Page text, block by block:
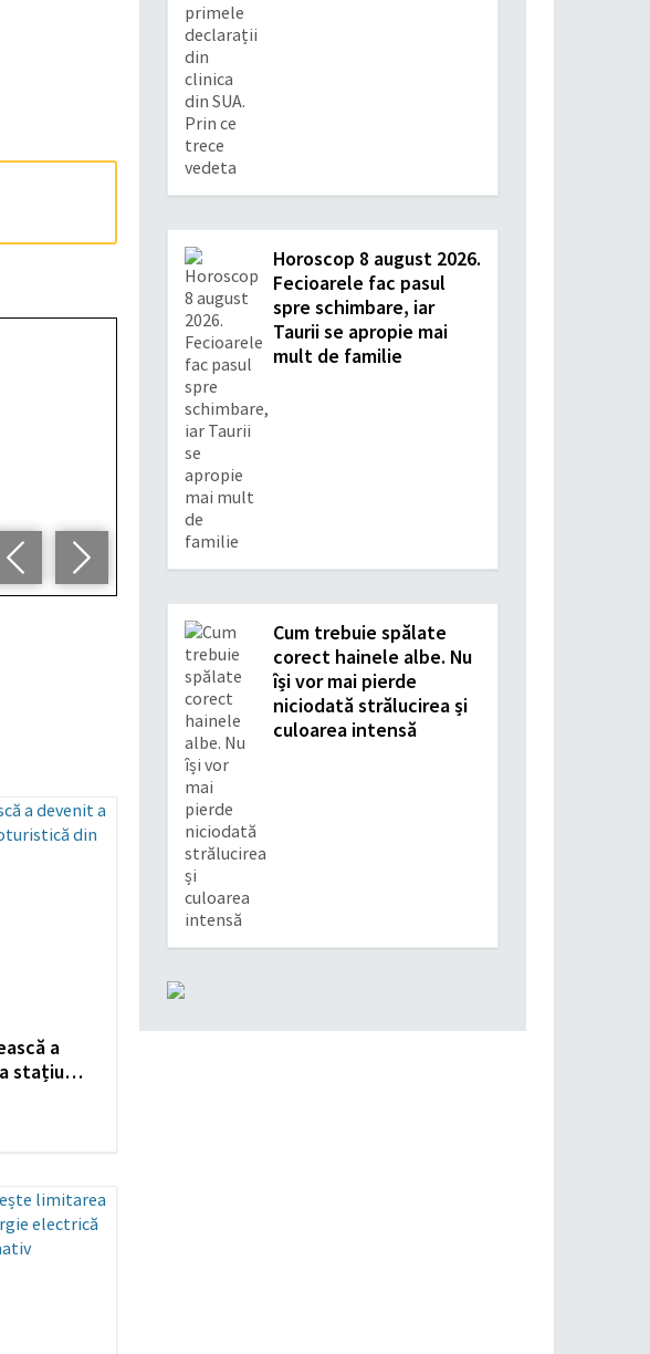
a
stațiune
Horoscop 8 august 2026.
Fecioarele fac pasul
spre schimbare, iar
Taurii se apropie mai
mult de familie
Cum trebuie spălate
corect hainele albe. Nu
își vor mai pierde
niciodată strălucirea și
culoarea intensă